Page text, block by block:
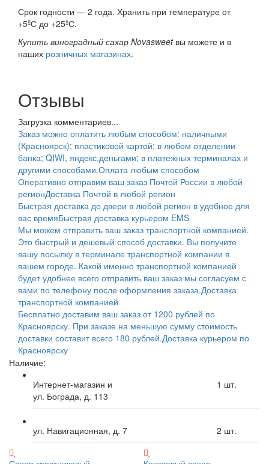
Срок годности — 2 года. Хранить при температуре от
+5ºС до +25ºС.
Купить виноградный сахар Novasweet вы можете и в
наших розничных магазинах.
Отзывы
Загрузка комментариев...
Заказ можно оплатить любым способом: наличными
(Красноярск); пластиковой картой; в любом отделении
банка; QIWI, яндекс.деньгами; в платежных терминалах и
другими способами.Оплата любым способом
Оперативно отправим ваш заказ Почтой России в любой
регионДоставка Почтой в любой регион
Быстрая доставка до двери в любой регион в удобное для
вас времяБыстрая доставка курьером EMS
Мы можем отправить ваш заказ транспортной компанией.
Это быстрый и дешевый способ доставки. Вы получите
вашу посылку в терминале транспортной компании в
вашем городе. Какой именно транспортной компанией
будет удобнее всего отправить ваш заказ мы согласуем с
вами по телефону после оформления заказа.Доставка
транспортной компанией
Бесплатно доставим ваш заказ от 1200 рублей по
Красноярску. При заказе на меньшую сумму стоимость
доставки составит всего 180 рублей.Доставка курьером по
Красноярску
Наличие:
Интернет-магазин и
ул. Бограда, д. 113
1 шт.
ул. Навигационная, д. 7 2 шт.